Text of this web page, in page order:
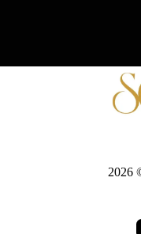
2026